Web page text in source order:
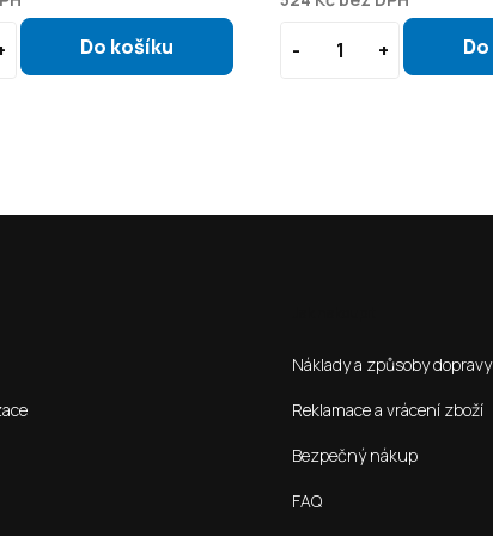
Náklady a způsoby dopravy
Reklamace a vrácení zboží
Bezpečný nákup
FAQ